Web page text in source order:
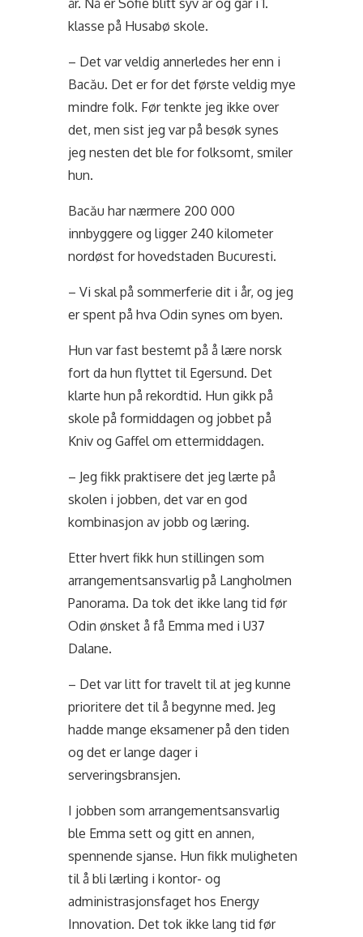
klasse på Husabø skole.
– Det var veldig annerledes her enn i
Bacău. Det er for det første veldig mye
mindre folk. Før tenkte jeg ikke over
det, men sist jeg var på besøk synes
jeg nesten det ble for folksomt, smiler
hun.
Bacău har nærmere 200 000
innbyggere og ligger 240 kilometer
nordøst for hovedstaden Bucuresti.
– Vi skal på sommerferie dit i år, og jeg
er spent på hva Odin synes om byen.
Hun var fast bestemt på å lære norsk
fort da hun flyttet til Egersund. Det
klarte hun på rekordtid. Hun gikk på
skole på formiddagen og jobbet på
Kniv og Gaffel om ettermiddagen.
– Jeg fikk praktisere det jeg lærte på
skolen i jobben, det var en god
kombinasjon av jobb og læring.
Etter hvert fikk hun stillingen som
arrangementsansvarlig på Langholmen
Panorama. Da tok det ikke lang tid før
Odin ønsket å få Emma med i U37
Dalane.
– Det var litt for travelt til at jeg kunne
prioritere det til å begynne med. Jeg
hadde mange eksamener på den tiden
og det er lange dager i
serveringsbransjen.
I jobben som arrangementsansvarlig
ble Emma sett og gitt en annen,
spennende sjanse. Hun fikk muligheten
til å blilærling i kontor- og
administrasjonsfaget hos Energy
Innovation. Det tok ikke lang tid før